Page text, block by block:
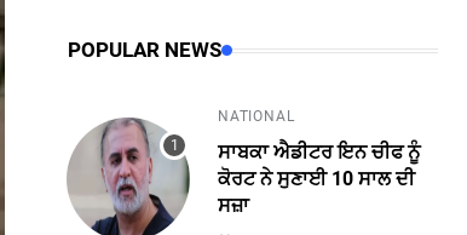
POPULAR NEWS
NATIONAL
ਸਾਬਕਾ ਐਡੀਟਰ ਇਨ ਚੀਫ ਨੂੰ
ਕੋਰਟ ਨੇ ਸੁਣਾਈ 10 ਸਾਲ ਦੀ
ਸਜ਼ਾ